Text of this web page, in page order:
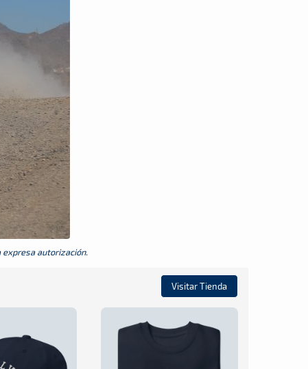
autorización.
Visitar Tienda